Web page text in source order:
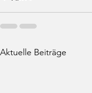
Aktuelle Beiträge